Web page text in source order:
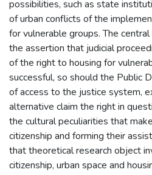
possibilities, such as state
of urban conflicts of the
for vulnerable groups. The
the assertion that judicial
of the right to housing for
successful, so should the Public
of access to the justice system,
alternative claim the right in
the cultural peculiarities that
citizenship and forming their
that theoretical research object
citizenship, urban space and